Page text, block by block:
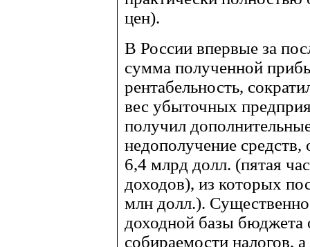
цен).
В России впервые за
сумма полученной
рентабельность,
вес убыточных
получил
недополучение
6,4 млрд долл. (пятая
доходов), из которых
млн долл.).
доходной базы бюджета
собираемости налогов,